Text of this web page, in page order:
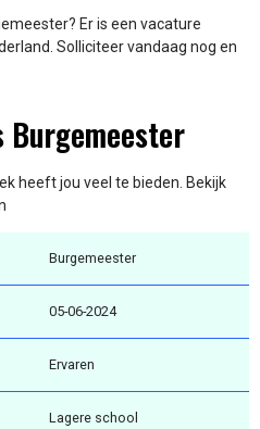
Er is een vacature
Solliciteer vandaag nog en
Burgemeester
heeft jou veel te bieden. Bekijk
Burgemeester
05-06-2024
Ervaren
Lagere school